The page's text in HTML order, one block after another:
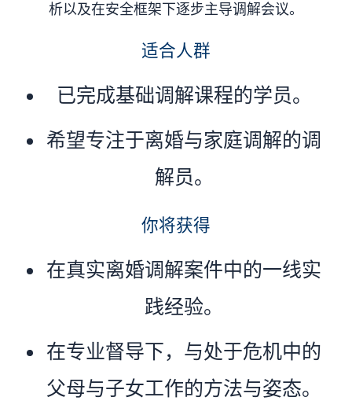
析以及在安全框架下逐步主导调解会议。
适合人群
已完成基础调解课程的学员。
希望专注于离婚与家庭调解的调
解员。
你将获得
在真实离婚调解案件中的一线实
践经验。
在专业督导下，与处于危机中的
父母与子女工作的方法与姿态。